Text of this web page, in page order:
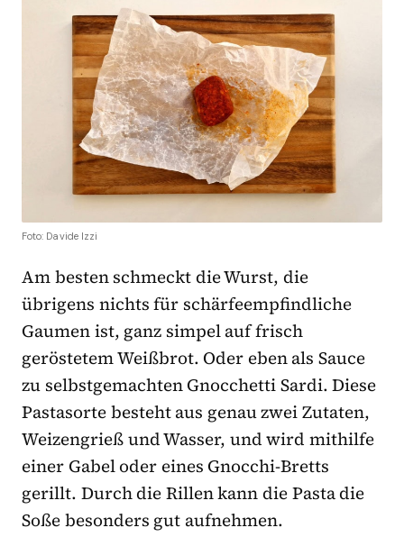
Foto: Davide Izzi
Am besten schmeckt die Wurst, die
übrigens nichts für schärfeempfindliche
Gaumen ist, ganz simpel auf frisch
geröstetem Weißbrot. Oder eben als Sauce
zu selbstgemachten Gnocchetti Sardi. Diese
Pastasorte besteht aus genau zwei Zutaten,
Weizengrieß und Wasser, und wird mithilfe
einer Gabel oder eines Gnocchi-Bretts
gerillt. Durch die Rillen kann die Pasta die
Soße besonders gut aufnehmen.